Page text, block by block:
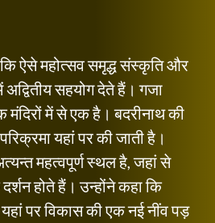
ऐसे महोत्सव समृद्ध संस्कृति और
सहयोग देते हैं। गजा
मंदिरों में से एक है। बदरीनाथ की
यहां पर की जाती है।
महत्वपूर्ण स्थल है, जहां से
होते हैं। उन्होंने कहा कि
पर विकास की एक नई नींव पड़